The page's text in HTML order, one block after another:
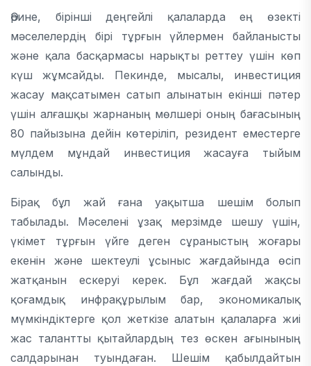
Әрине, бірінші деңгейлі қалаларда ең өзекті
мәселелердің бірі тұрғын үйлермен байланысты
және қала басқармасы нарықты реттеу үшін көп
күш жұмсайды. Пекинде, мысалы, инвестиция
жасау мақсатымен сатып алынатын екінші пәтер
үшін алғашқы жарнаның мөлшері оның бағасының
80 пайызына дейін көтеріліп, резидент еместерге
мүлдем мұндай инвестиция жасауға тыйым
салынды.
Бірақ бұл жай ғана уақытша шешім болып
табылады. Мәселені ұзақ мерзімде шешу үшін,
үкімет тұрғын үйге деген сұраныстың жоғары
екенін және шектеулі ұсыныс жағдайында өсіп
жатқанын ескеруі керек. Бұл жағдай жақсы
қоғамдық инфрақұрылым бар, экономикалық
мүмкіндіктерге қол жеткізе алатын қалаларға жиі
жас талантты қытайлардың тез өскен ағынының
салдарынан туындаған. Шешім қабылдайтын